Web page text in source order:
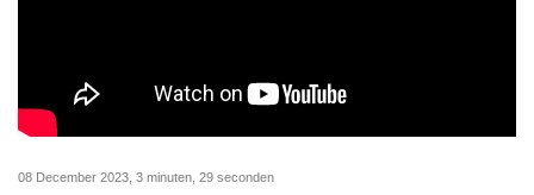
08 December 2023 3 minuten, 29 seconden